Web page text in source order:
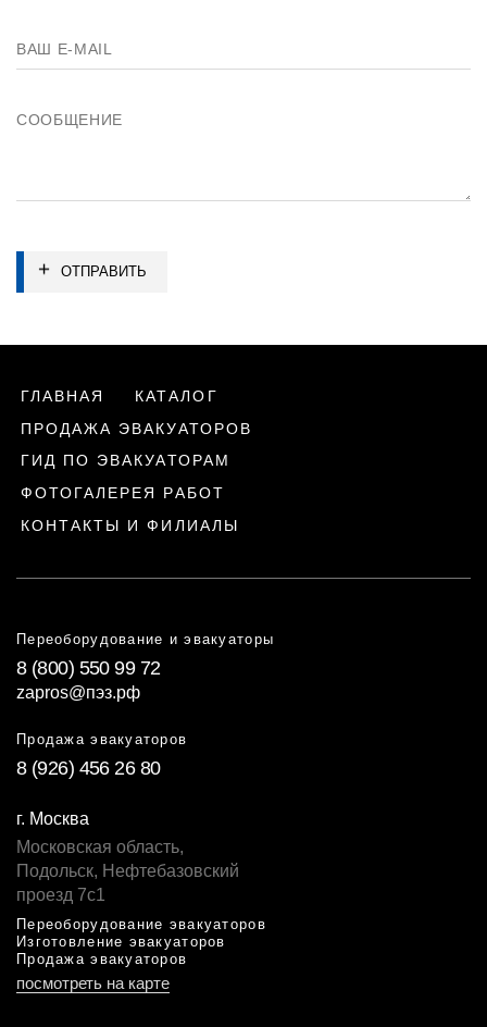
ОТПРАВИТЬ
ГЛАВНАЯ
КАТАЛОГ
ПРОДАЖА ЭВАКУАТОРОВ
ГИД ПО ЭВАКУАТОРАМ
ФОТОГАЛЕРЕЯ РАБОТ
КОНТАКТЫ И ФИЛИАЛЫ
Переоборудование и эвакуаторы
8 (800) 550 99 72
zapros@пэз.рф
Продажа эвакуаторов
8 (926) 456 26 80
г. Москва
Московская область,
Подольск, Нефтебазовский
проезд 7с1
Переоборудование эвакуаторов
Изготовление эвакуаторов
Продажа эвакуаторов
посмотреть на карте